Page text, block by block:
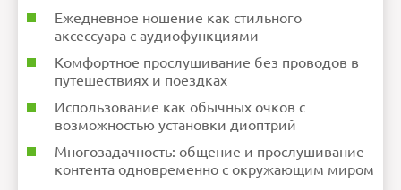
Ежедневное ношение как стильного
аксессуара с аудиофункциями
Комфортное прослушивание без проводов в
путешествиях и поездках
Использование как обычных очков с
возможностью установки диоптрий
Многозадачность: общение и прослушивание
контента одновременно с окружающим миром